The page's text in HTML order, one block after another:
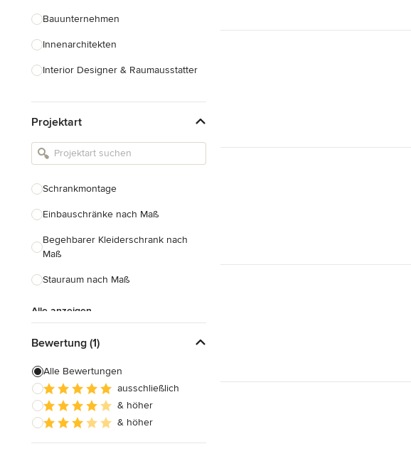
Bauunternehmen
Innenarchitekten
Interior Designer & Raumausstatter
Landschaftsarchitekten
Armaturen & Sanitärbedarf
Einbauschränke
Projektart
Schrankmontage
Einbauschränke nach Maß
Begehbarer Kleiderschrank nach
Maß
Stauraum nach Maß
Alle anzeigen
Bewertung (1)
Alle Bewertungen
ausschließlich
& höher
& höher